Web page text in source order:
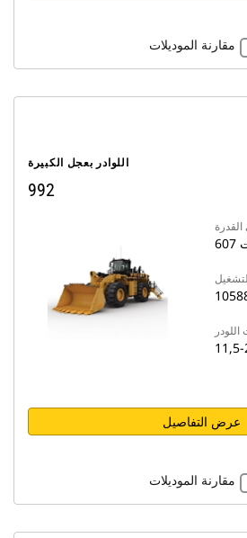
مقارنة الموديلات
اللوادر بعجل الكبيرة
992
عرض التفاصيل
مقارنة الموديلات